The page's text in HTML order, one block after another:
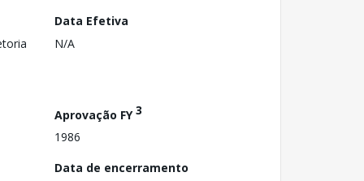
Data Efetiva
N/A
Aprovação FY3
1986
Data de encerramento